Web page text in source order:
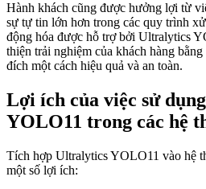
Hành khách cũng được hưởng lợi từ
sự tự tin lớn hơn trong các quy trình
động hóa được hỗ trợ bởi Ultralytics
thiện trải nghiệm của khách hàng
đích một cách hiệu quả và an toàn.
Lợi ích của việc sử
YOLO11 trong các hệ
Tích hợp Ultralytics YOLO11 vào hệ
một số lợi ích: